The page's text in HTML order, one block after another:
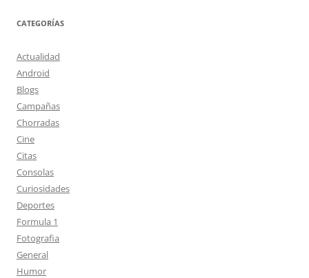
CATEGORÍAS
Actualidad
Android
Blogs
Campañas
Chorradas
Cine
Citas
Consolas
Curiosidades
Deportes
Formula 1
Fotografia
General
Humor